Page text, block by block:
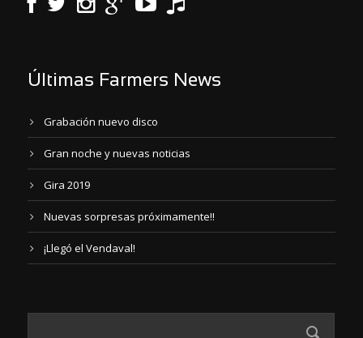
Últimas Farmers News
Grabación nuevo disco
Gran noche y nuevas noticias
Gira 2019
Nuevas sorpresas próximamente!!
¡Llegó el Vendaval!